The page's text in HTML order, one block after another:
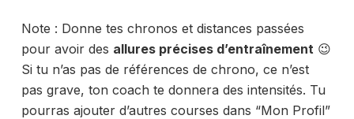
Note : Donne tes chronos et distances passées
pour avoir des allures précises d’entraînement 😉
Si tu n’as pas de références de chrono, ce n’est
pas grave, ton coach te donnera des intensités. Tu
pourras ajouter d’autres courses dans “Mon Profil”